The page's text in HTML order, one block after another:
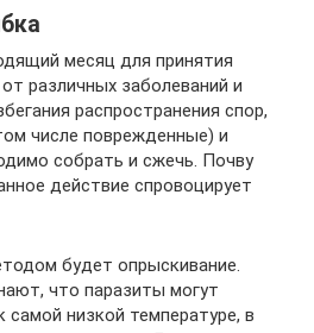
месяц для принятия
различных заболеваний и
распространения спор,
числе поврежденные) и
собрать и сжечь. Почву
действие спровоцирует
будет опрыскивание.
что паразиты могут
низкой температуре, в